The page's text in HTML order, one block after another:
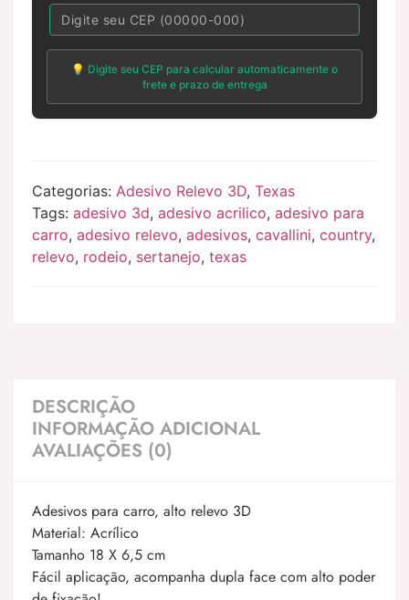
💡 Digite seu CEP para calcular automaticamente o
frete e prazo de entrega
Categorias: Adesivo Relevo 3D, Texas
Tags: adesivo 3d, adesivo acrilico, adesivo para
carro, adesivo relevo, adesivos, cavallini, country,
relevo, rodeio, sertanejo, texas
DESCRIÇÃO
INFORMAÇÃO ADICIONAL
AVALIAÇÕES (0)
Adesivos para carro, alto relevo 3D
Material: Acrílico
Tamanho 18 X 6,5 cm
Fácil aplicação, acompanha dupla face com alto poder